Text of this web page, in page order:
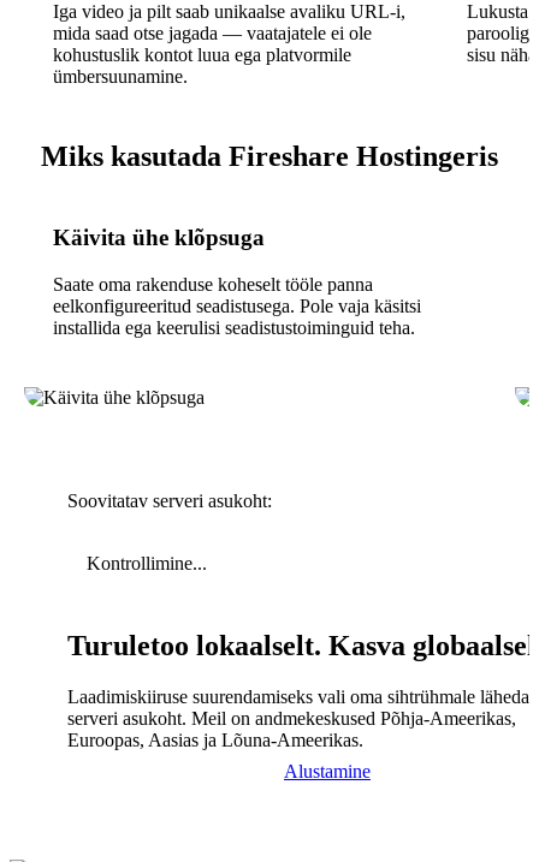
Iga video ja pilt saab unikaalse avaliku URL-i,
mida saad otse jagada — vaatajatele ei ole
kohustuslik kontot luua ega platvormile
ümbersuunamine.
Lukusta
sisu
Miks kasutada Fireshare Hostingeris
Käivita ühe klõpsuga
Saate oma rakenduse koheselt tööle panna
eelkonfigureeritud seadistusega. Pole vaja käsitsi
installida ega keerulisi seadistustoiminguid teha.
Soovitatav serveri asukoht:
Kontrollimine...
Turuletoo lokaalselt. Kasva
Laadimiskiiruse suurendamiseks vali oma sihtrühmale lähedal
serveri asukoht. Meil on andmekeskused Põhja-Ameerikas,
Euroopas, Aasias ja Lõuna-Ameerikas.
Alustamine